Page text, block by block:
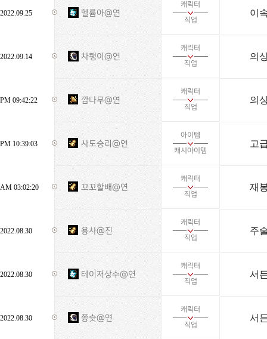
2022.09.25 헬륨아@연
캐릭터
직업
이
2022.09.14 차쾡이@연
캐릭터
직업
의
PM 09:42:22 깜나무@연
캐릭터
직업
의
PM 10:39:03 사도승리@연
아이템
캐시아이템
고
AM 03:02:20 꼬꼬할배@연
캐릭터
직업
재
2022.08.30 용사@진
캐릭터
직업
주
2022.08.30 테이저상수@연
캐릭터
직업
서
2022.08.30 쫑슛@연
캐릭터
직업
서